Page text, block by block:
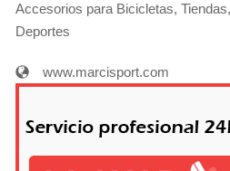
Accesorios para Bicicletas,
Deportes
www.marcisport.com